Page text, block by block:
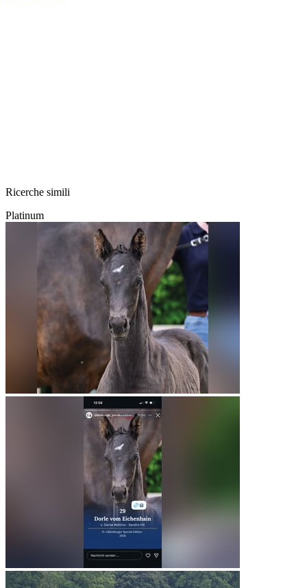
Ricerche simili
Platinum